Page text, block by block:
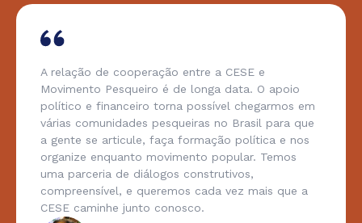
A relação de cooperação entre a CESE e
Movimento Pesqueiro é de longa data. O apoio
político e financeiro torna possível chegarmos em
várias comunidades pesqueiras no Brasil para que
a gente se articule, faça formação política e nos
organize enquanto movimento popular. Temos
uma parceria de diálogos construtivos,
compreensível, e queremos cada vez mais que a
CESE caminhe junto conosco.